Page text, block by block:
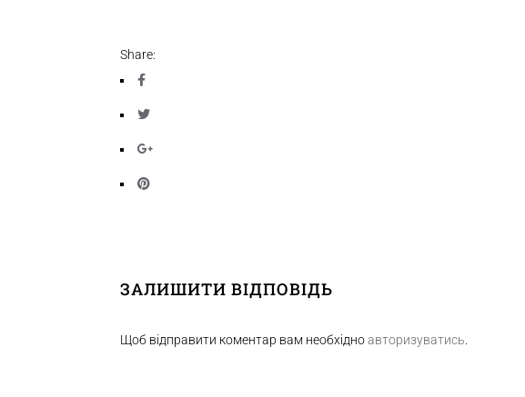
Share:
ЗАЛИШИТИ ВІДПОВІДЬ
Щоб відправити коментар вам необхідноавторизуватись